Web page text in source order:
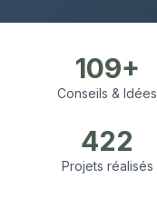
109+
Conseils & Idées
422
Projets réalisés